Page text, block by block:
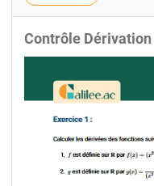
Contrôle Dérivation